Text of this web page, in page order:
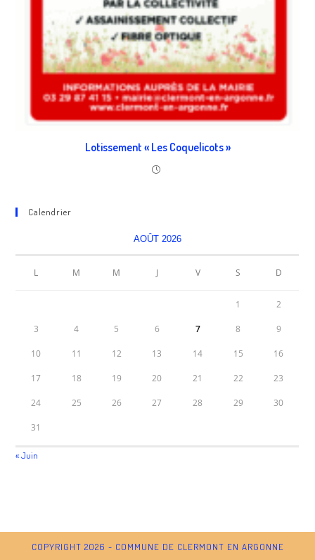
Lotissement « Les Coquelicots »
Calendrier
AOÛT 2026
L M M J V S D
1 2
3 4 5 6 7 8 9
10 11 12 13 14 15 16
17 18 19 20 21 22 23
24 25 26 27 28 29 30
31
« Juin
COPYRIGHT 2026 - COMMUNE DE CLERMONT EN ARGONNE